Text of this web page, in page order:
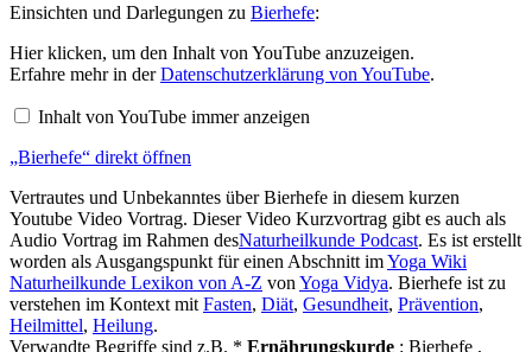
Einsichten und Darlegungen zu Bierhefe:
„Bierhefe“
von
YouTube
Hier klicken, um den Inhalt von YouTube anzuzeigen.
Erfahre mehr in derDatenschutzerklärung von YouTube.
Inhalt von YouTube immer anzeigen
„Bierhefe“ direkt öffnen
Vertrautes und Unbekanntes über Bierhefe in diesem kurzen
Youtube Video Vortrag. Dieser Video Kurzvortrag gibt es auch als
Audio Vortrag im Rahmen desNaturheilkunde Podcast. Es ist erstellt
worden als Ausgangspunkt für einen Abschnitt imYoga Wiki
Naturheilkunde Lexikon von A-Z von Yoga Vidya. Bierhefe ist zu
verstehen im Kontext mit Fasten, Diät, Gesundheit, Prävention,
Heilmittel, Heilung.
Verwandte Begriffe sind z.B. * Ernährungskurde : Bierhefe ,